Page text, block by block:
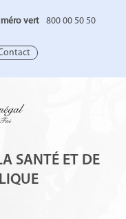
vert 800 00 50 50
SANTÉ ET DE